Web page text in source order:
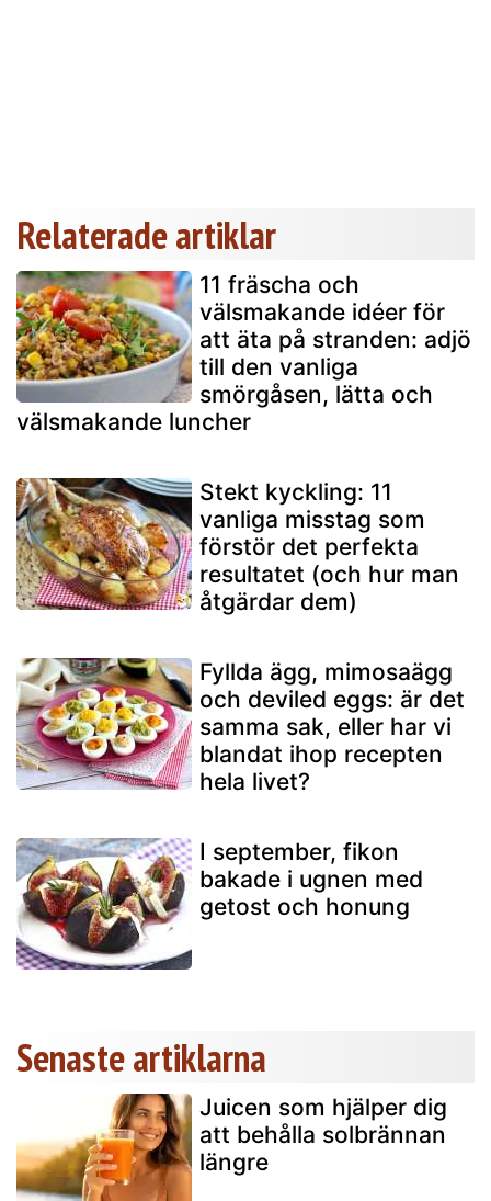
Relaterade artiklar
11 fräscha och
välsmakande idéer för
att äta på stranden: adjö
till den vanliga
smörgåsen, lätta och
välsmakande luncher
Stekt kyckling: 11
vanliga misstag som
förstör det perfekta
resultatet (och hur man
åtgärdar dem)
Fyllda ägg, mimosaägg
och deviled eggs: är det
samma sak, eller har vi
blandat ihop recepten
hela livet?
I september, fikon
bakade i ugnen med
getost och honung
Senaste artiklarna
Juicen som hjälper dig
att behålla solbrännan
längre